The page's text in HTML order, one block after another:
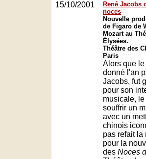
15/10/2001
René Jacobs
noces
Nouvelle
de Figaro de
Mozart au
Élysées.
Théâtre des
Paris
Alors que le
donné l'an
Jacobs, fut
pour son
musicale,
souffrir un
avec un
chinois
pas refait la
pour la
des Noces